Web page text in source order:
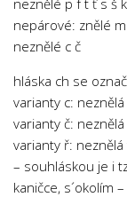
neznělé p f t ť s š
nepárové: znělé
neznělé c č
hláska ch se
varianty c:
varianty č:
varianty ř:
– souhláskou je i
kaničce, s´okolím